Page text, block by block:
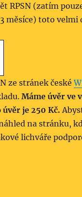
RPSN (zatím
měsíce) toto velmi
ze stránek české
Máme úvěr ve
je 250 Kč.
na stránku,
lichváře